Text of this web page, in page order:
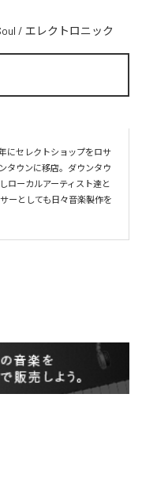
/ エレクトロニック
にセレクトショップをロサ
タウンに移店。ダウンタウ
ローカルアーティスト達と
ーとしても日々音楽製作を